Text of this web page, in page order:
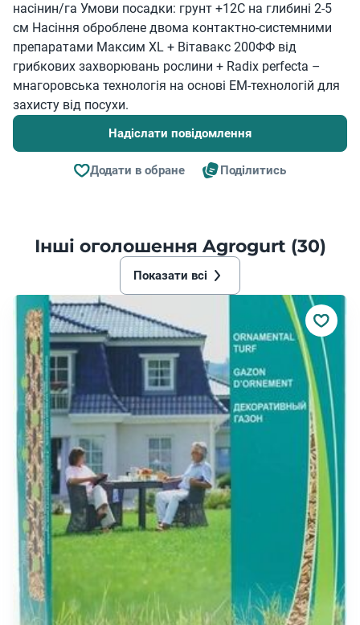
насінин/га Умови посадки: грунт +12С на глибині 2-5
см Насіння оброблене двома контактно-системними
препаратами Максим XL + Вітавакс 200ФФ від
грибкових захворювань рослини + Radix perfecta –
мнагоровська технологія на основі ЕМ-технологій для
захисту від посухи.
Надіслати повідомлення
Додати в обране Поділитись
Інші оголошення Agrogurt (30)
Показати всі